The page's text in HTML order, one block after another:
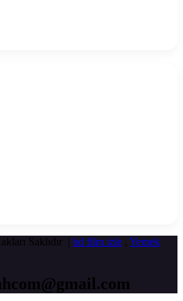
Saklıdır | hd film izle , Yemek